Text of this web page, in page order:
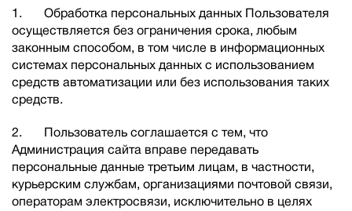
1. Обработка персональных данных Пользователя
осуществляется без ограничения срока, любым
законным способом, в том числе в информационных
системах персональных данных с использованием
средств автоматизации или без использования таких
средств.
2. Пользователь соглашается с тем, что
Администрация сайта вправе передавать
персональные данные третьим лицам, в частности,
курьерским службам, организациями почтовой связи,
операторам электросвязи, исключительно в целях